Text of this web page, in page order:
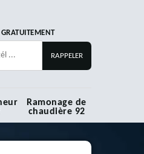
Ramonage de
chaudière 92